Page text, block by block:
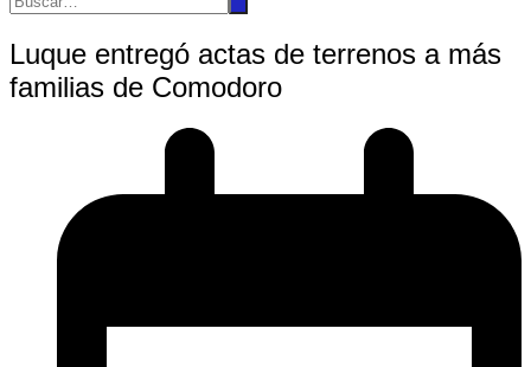
Luque entregó actas de terrenos a más
familias de Comodoro